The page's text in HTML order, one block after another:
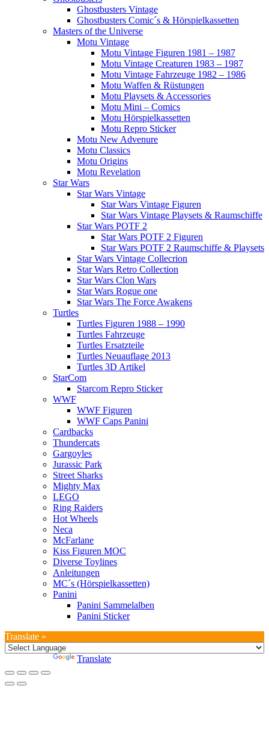
Ghostbusters Vintage
Ghostbusters Comic´s & Hörspielkassetten
Masters of the Universe
Motu Vintage
Motu Vintage Figuren 1981 – 1987
Motu Vintage Creaturen 1983 – 1987
Motu Vintage Fahrzeuge 1982 – 1986
Motu Waffen & Rüstungen
Motu Playsets & Accessories
Motu Mini – Comics
Motu Hörspielkassetten
Motu Repro Sticker
Motu New Advenure
Motu Classics
Motu Origins
Motu Revelation
Star Wars
Star Wars Vintage
Star Wars Vintage Figuren
Star Wars Vintage Playsets & Raumschiffe
Star Wars POTF 2
Star Wars POTF 2 Figuren
Star Wars POTF 2 Raumschiffe & Playsets
Star Wars Vintage Collecrion
Star Wars Retro Collection
Star Wars Clon Wars
Star Wars Rogue one
Star Wars The Force Awakens
Turtles
Turtles Figuren 1988 – 1990
Turtles Fahrzeuge
Turtles Ersatzteile
Turtles Neuauflage 2013
Turtles 3D Artikel
StarCom
Starcom Repro Sticker
WWF
WWF Figuren
WWF Caps Panini
Cardbacks
Thundercats
Gargoyles
Jurassic Park
Street Sharks
Mighty Max
LEGO
Ring Raiders
Hot Wheels
Neca
McFarlane
Kiss Figuren MOC
Diverse Toylines
Anleitungen
MC´s (Hörspielkassetten)
Panini
Panini Sammelalben
Panini Sticker
Translate »
Translate